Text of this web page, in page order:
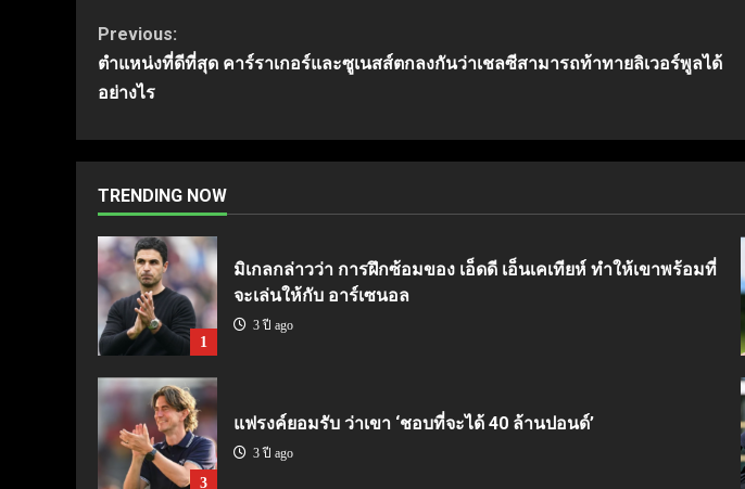
Continue
Reading
Previous:
ตำแหน่งที่ดีที่สุด คาร์ราเกอร์และซูเนสส์ตกลงกันว่าเชลซีสามารถท้าทายลิเวอร์พูลได้
อย่างไร
TRENDING NOW
1
มิเกลกล่าวว่า การฝึกซ้อมของ เอ็ดดี เอ็นเคเทียห์ ทำให้เขาพร้อมที่
จะเล่นให้กับ อาร์เซนอล
3 ปี ago
3
แฟรงค์ยอมรับ ว่าเขา ‘ชอบที่จะได้ 40 ล้านปอนด์’
3 ปี ago